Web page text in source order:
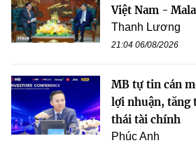
Việt Nam -
Thanh Lương
21:04 06/08/2026
MB tự tin cán
lợi nhuận, tăng
thái tài chính
Phúc Anh